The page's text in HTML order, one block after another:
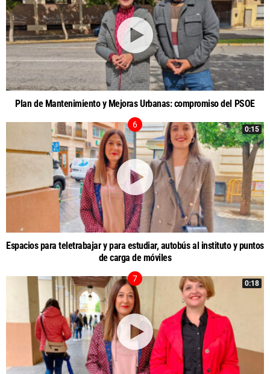
Plan de Mantenimiento y Mejoras Urbanas: compromiso del PSOE
0:15
Espacios para teletrabajar y para estudiar, autobús al instituto y puntos
de carga de móviles
0:18